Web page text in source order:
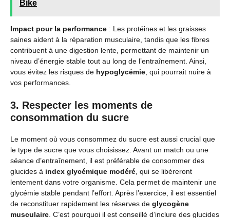
Bike
Impact pour la performance : Les protéines et les graisses
saines aident à la réparation musculaire, tandis que les fibres
contribuent à une digestion lente, permettant de maintenir un
niveau d’énergie stable tout au long de l’entraînement. Ainsi,
vous évitez les risques de hypoglycémie , qui pourrait nuire à
vos performances.
3. Respecter les moments de
consommation du sucre
Le moment où vous consommez du sucre est aussi crucial que
le type de sucre que vous choisissez. Avant un match ou une
séance d’entraînement, il est préférable de consommer des
glucides à index glycémique modéré , qui se libéreront
lentement dans votre organisme. Cela permet de maintenir une
glycémie stable pendant l’effort. Après l’exercice, il est essentiel
de reconstituer rapidement les réserves de glycogène
musculaire . C’est pourquoi il est conseillé d’inclure des glucides